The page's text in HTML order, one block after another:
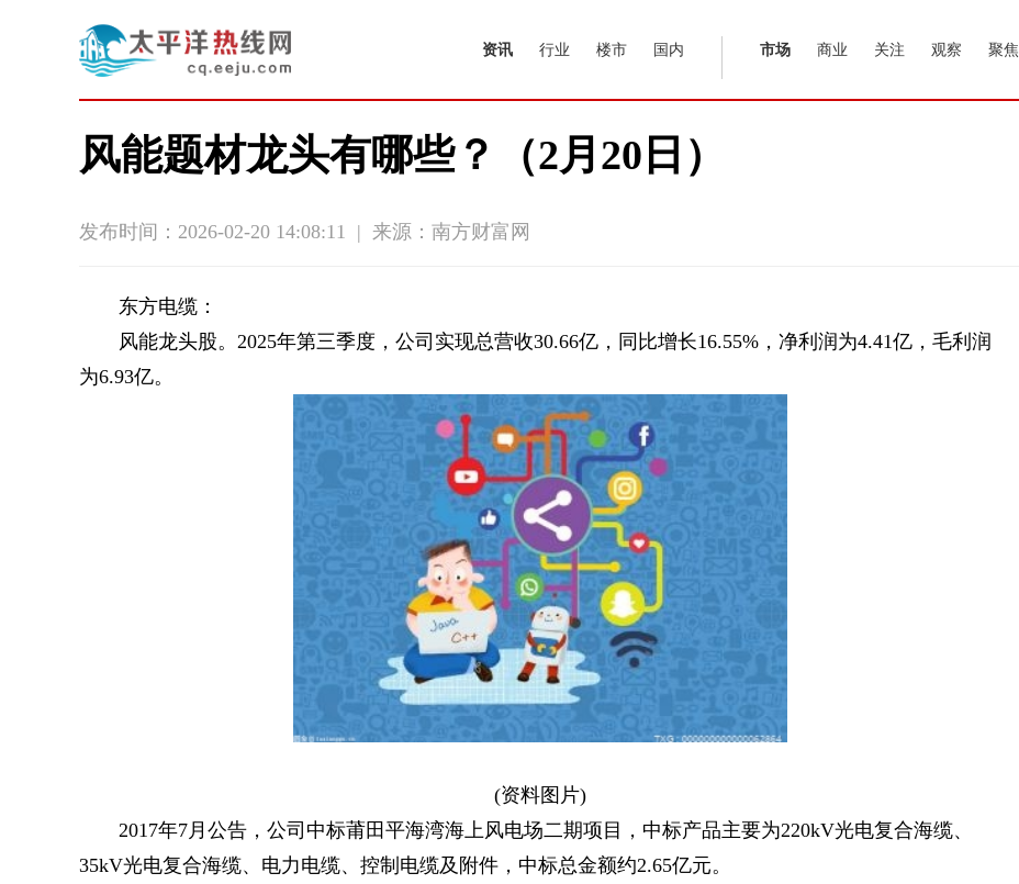
资讯 行业 楼市 国内 市场 商业 关注 观察 聚焦
风能题材龙头有哪些？（2月20日）
发布时间：2026-02-20 14:08:11 | 来源：南方财富网
东方电缆：
风能龙头股。2025年第三季度，公司实现总营收30.66亿，同比增长16.55%，净利润为4.41亿，毛利润
为6.93亿。
(资料图片)
2017年7月公告，公司中标莆田平海湾海上风电场二期项目，中标产品主要为220kV光电复合海缆、
35kV光电复合海缆、电力电缆、控制电缆及附件，中标总金额约2.65亿元。